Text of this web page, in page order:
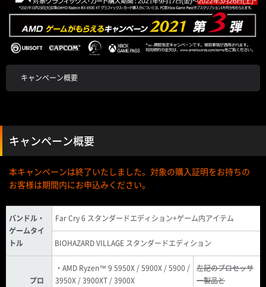
キャンペーン概要
キャンペーン概要
本キャンペーンは終了いたしました。対象の購入証明をお持ちの
お客様は期間内にお申込みください。
バンドル・
ゲームタイ
トル
Far Cry 6 スタンダードエディション+ゲーム内アイテム
BIOHAZARD VILLAGE スタンダードエディション
プロ
・AMD Ryzen™ 9 5950X / 5900X / 5900 /
3950X / 3900XT / 3900X
左記のプロセッサ
ー製品と